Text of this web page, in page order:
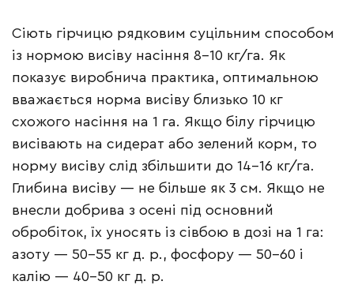
Сіють гірчицю рядковим суцільним способом
із нормою висіву насіння 8–10 кг/га. Як
показує виробнича практика, оптимальною
вважається норма висіву близько 10 кг
схожого насіння на 1 га. Якщо білу гірчицю
висівають на сидерат або зелений корм, то
норму висіву слід збільшити до 14–16 кг/га.
Глибина висіву — не більше як 3 см. Якщо не
внесли добрива з осені під основний
обробіток, їх уносять із сівбою в дозі на 1 га:
азоту — 50–55 кг д. р., фосфору — 50–60 і
калію — 40–50 кг д. р.